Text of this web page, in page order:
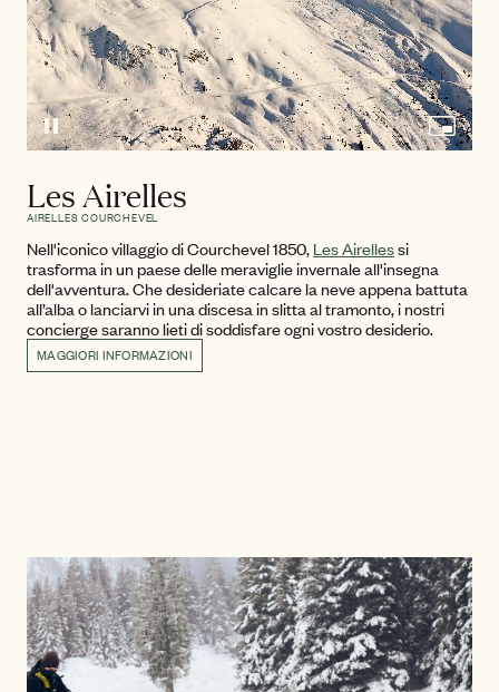
Les Airelles
AIRELLES COURCHEVEL
Nell'iconico villaggio di Courchevel 1850, Les Airellessi
trasforma in un paese delle meraviglie invernale all'insegna
dell'avventura. Che desideriate calcare la neve appena battuta
all’alba o lanciarvi in una discesa in slitta al tramonto, i nostri
concierge saranno lieti di soddisfare ogni vostro desiderio.
MAGGIORI INFORMAZIONI